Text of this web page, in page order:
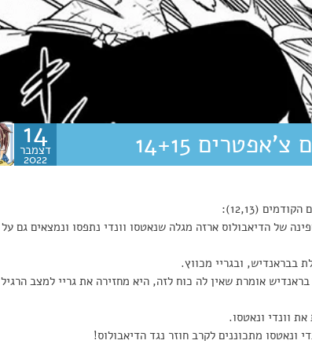
14
דצמבר
2022
(12,13):
של הדיאבולוס ארזה מגלה שנאטסו וונדי נתפסו ונמצאים גם על
בבראנדיש, ובגריי מכווץ.
אומרת שאין לה כוח לזה, היא מחזירה את גריי למצב הרגיל
וונדי ונאטסו.
מתכוננים לקרב חוזר נגד הדיאבולוס!